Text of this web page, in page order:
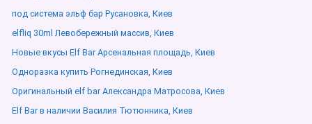
под система эльф бар Русановка, Киев
elfliq 30ml Левобережный массив, Киев
Новые вкусы Elf Bar Арсенальная площадь, Киев
Одноразка купить Рогнединская, Киев
Оригинальный elf bar Александра Матросова, Киев
Elf Bar в наличии Василия Тютюнника, Киев